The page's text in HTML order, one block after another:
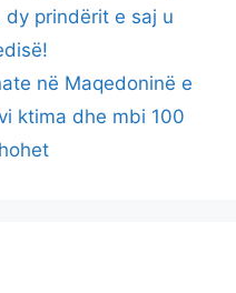
dy prindërit e saj u
në Maqedoninë e
ktima dhe mbi 100